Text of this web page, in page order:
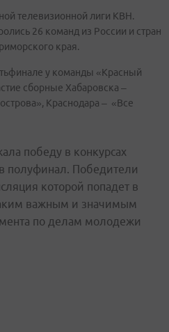
телевизионной лиги КВН.
26 команд из России и стран
края.
у команды «Красный
сборные Хабаровска –
Краснодара – «Все
победу в конкурсах
в полуфинал. Победители
которой попадет в
важным и значимым
по делам молодежи